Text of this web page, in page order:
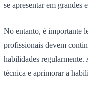
se apresentar em grandes
No entanto, é importante
profissionais devem
habilidades regularmente.
técnica e aprimorar a